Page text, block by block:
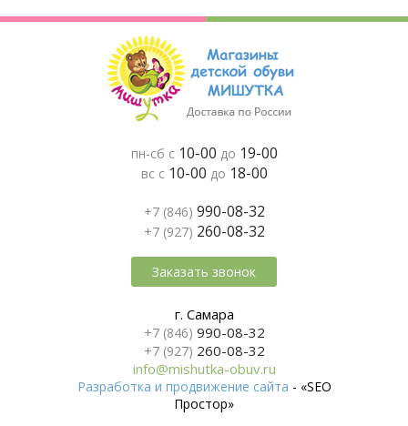
пн-сб с 10-00 до 19-00
вс с 10-00 до 18-00
+7 (846) 990-08-32
+7 (927) 260-08-32
Заказать звонок
г. Самара
+7 (846) 990-08-32
+7 (927) 260-08-32
info@mishutka-obuv.ru
Разработка и продвижение сайта - «SEO
Простор»